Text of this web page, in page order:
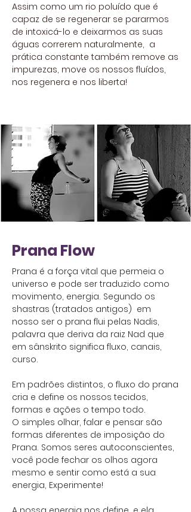
Assim como um rio poluído que é
capaz de se regenerar se pararmos
de intoxicá-lo e deixarmos as suas
águas correrem naturalmente, a
prática constante também remove as
impurezas, move os nossos fluídos,
nos regenera e nos liberta!
Prana Flow
Prana é a força vital que permeia o
universo e pode ser traduzido como
movimento, energia. Segundo os
shastras (tratados antigos) em
nosso ser o prana flui pelas Nadis,
palavra que deriva da raiz Nad que
em sânskrito significa fluxo, canais,
curso.
Em padrões distintos, o fluxo do prana
cria e define os nossos tecidos,
formas e ações o tempo todo.
O simples olhar, falar e pensar são
formas diferentes de imposição do
Prana. Somos seres autoconscientes,
você pode fechar os olhos agora
mesmo e sentir como está a sua
energia, Experimente!